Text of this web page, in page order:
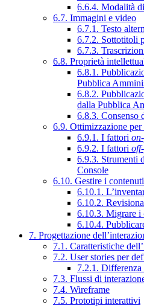
6.6.4. Modalità
6.7. Immagini e video
6.7.1. Testo
6.7.2. Sottotitoli
6.7.3.
6.8. Proprietà
6.8.1.
Pubblica
6.8.2.
dalla Pubblica
6.8.3. Consenso
6.9. Ottimizzazione
6.9.1. I fattori
6.9.2. I fattori
6.9.3. Strumenti
Console
6.10. Gestire i contenuti
6.10.1.
6.10.2.
6.10.3. Migrare i
6.10.4.
7. Progettazione
7.1. Caratteristiche
7.2. User stories per
7.2.1. Differenza
7.3. Flussi di
7.4. Wireframe
7.5. Prototipi interattivi